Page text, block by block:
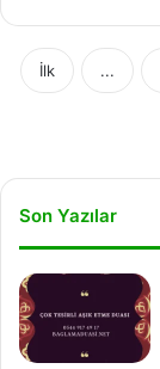
İlk ...
Son Yazılar